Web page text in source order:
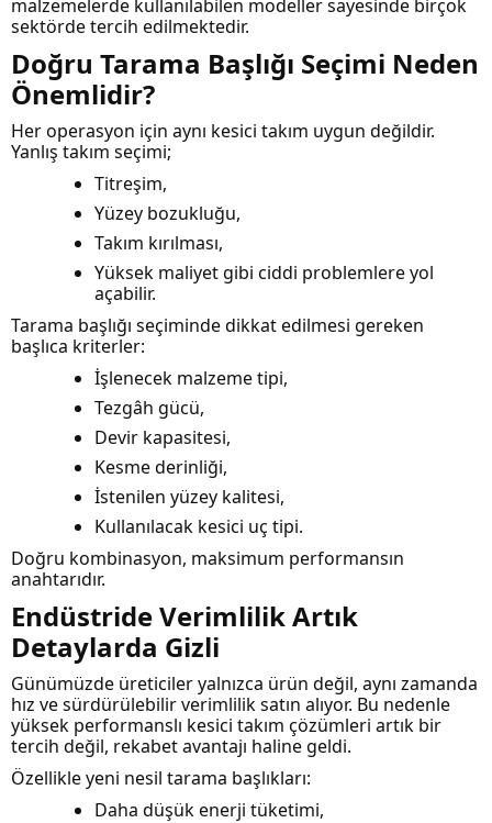
malzemelerde kullanılabilen modeller sayesinde birçok
sektörde tercih edilmektedir.
Doğru Tarama Başlığı Seçimi Neden
Önemlidir?
Her operasyon için aynı kesici takım uygun değildir.
Yanlış takım seçimi;
Titreşim,
Yüzey bozukluğu,
Takım kırılması,
Yüksek maliyet gibi ciddi problemlere yol
açabilir.
Tarama başlığı seçiminde dikkat edilmesi gereken
başlıca kriterler:
İşlenecek malzeme tipi,
Tezgâh gücü,
Devir kapasitesi,
Kesme derinliği,
İstenilen yüzey kalitesi,
Kullanılacak kesici uç tipi.
Doğru kombinasyon, maksimum performansın
anahtarıdır.
Endüstride Verimlilik Artık
Detaylarda Gizli
Günümüzde üreticiler yalnızca ürün değil, aynı zamanda
hız ve sürdürülebilir verimlilik satın alıyor. Bu nedenle
yüksek performanslı kesici takım çözümleri artık bir
tercih değil, rekabet avantajı haline geldi.
Özellikle yeni nesil tarama başlıkları:
Daha düşük enerji tüketimi,